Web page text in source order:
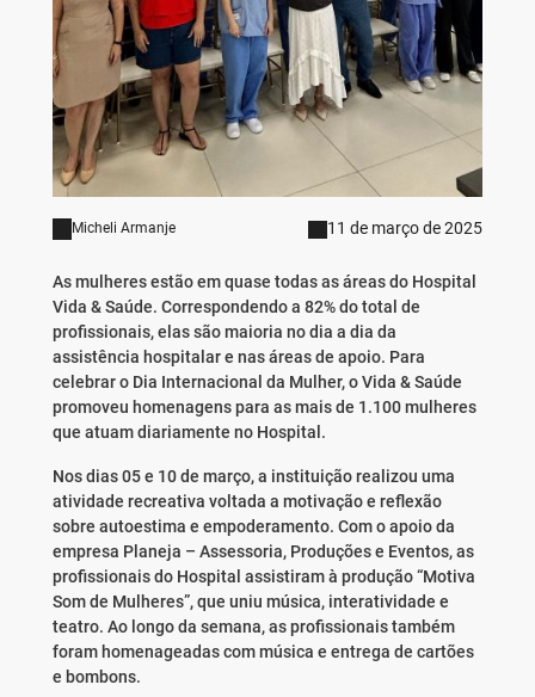
Micheli Armanje 11 de março de 2025
As mulheres estão em quase todas as áreas do Hospital
Vida & Saúde. Correspondendo a 82% do total de
profissionais, elas são maioria no dia a dia da
assistência hospitalar e nas áreas de apoio. Para
celebrar o Dia Internacional da Mulher, o Vida & Saúde
promoveu homenagens para as mais de 1.100 mulheres
que atuam diariamente no Hospital.
Nos dias 05 e 10 de março, a instituição realizou uma
atividade recreativa voltada a motivação e reflexão
sobre autoestima e empoderamento. Com o apoio da
empresa Planeja – Assessoria, Produções e Eventos, as
profissionais do Hospital assistiram à produção “Motiva
Som de Mulheres”, que uniu música, interatividade e
teatro. Ao longo da semana, as profissionais também
foram homenageadas com música e entrega de cartões
e bombons.